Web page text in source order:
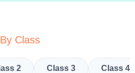
By Class
2 Class 3 Class 4